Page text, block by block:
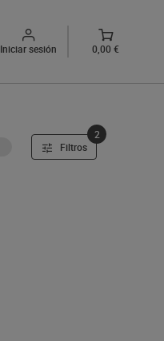
Iniciar sesión 0,00 €
Filtros
2